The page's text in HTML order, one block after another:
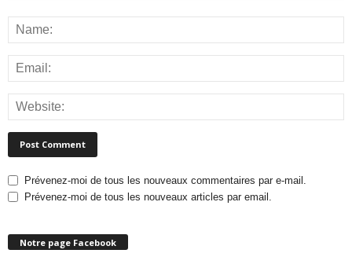
Prévenez-moi de tous les nouveaux commentaires par e-mail.
Prévenez-moi de tous les nouveaux articles par email.
Notre page Facebook